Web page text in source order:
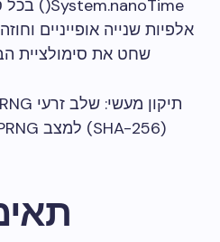
System.nanoTime()
בכל
שחט את סימולציית